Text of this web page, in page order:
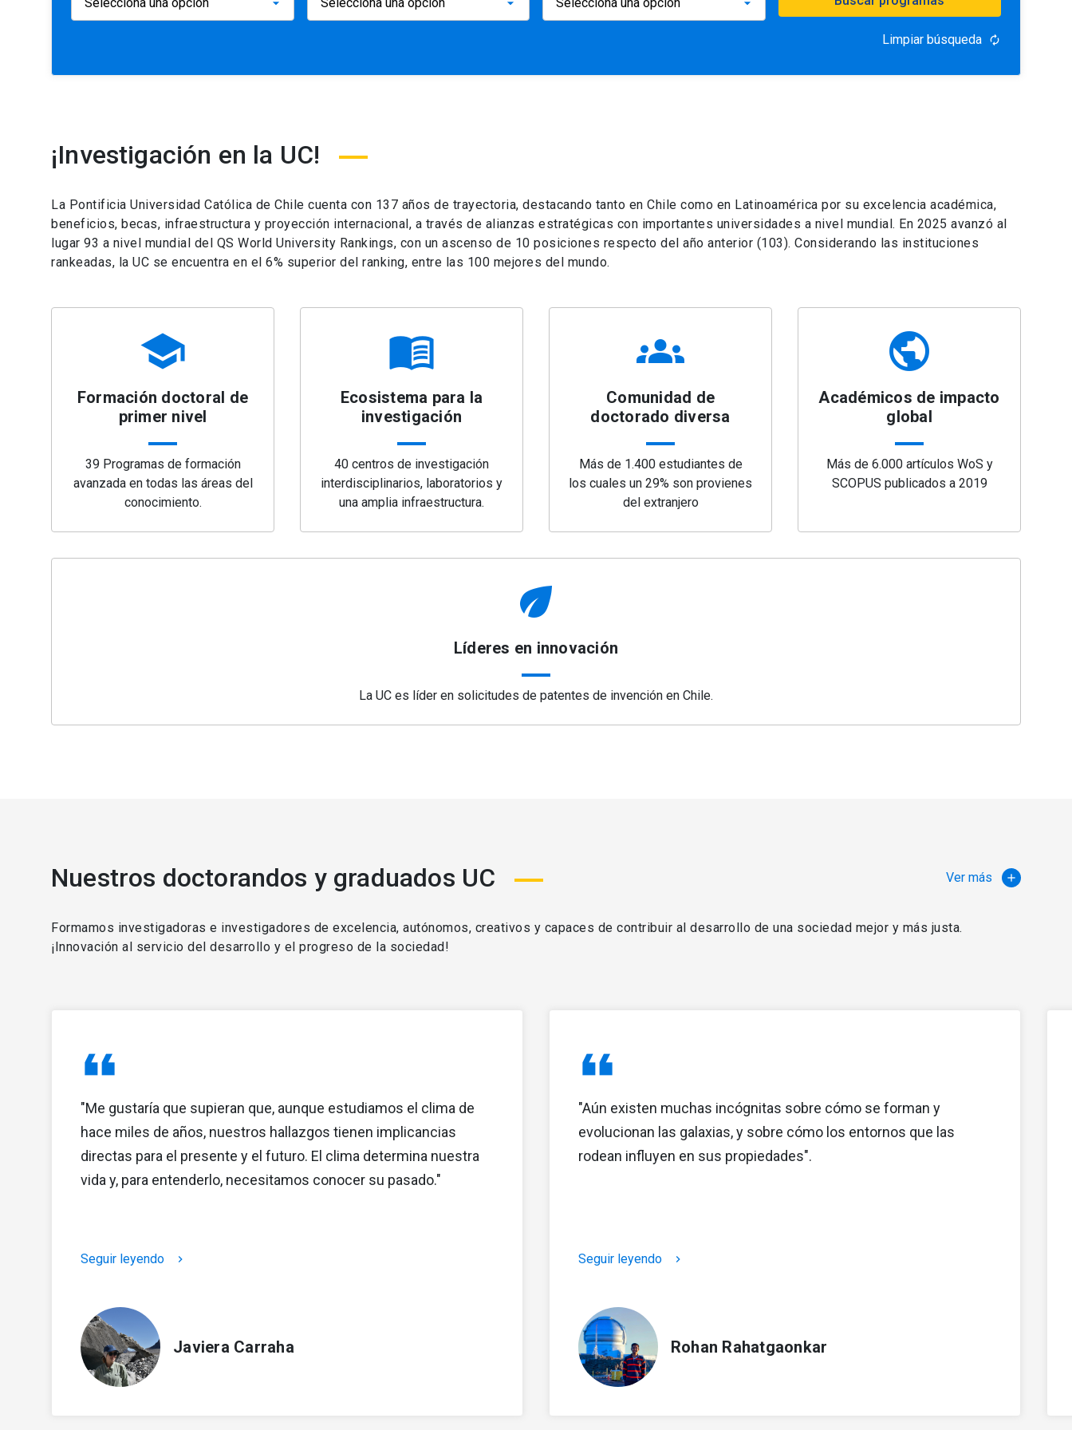
Limpiar búsqueda autorenew
¡Investigación en la UC!
La Pontificia Universidad Católica de Chile cuenta con 137 años de trayectoria, destacando tanto en Chile como en Latinoamérica por su excelencia académica,
beneficios, becas, infraestructura y proyección internacional, a través de alianzas estratégicas con importantes universidades a nivel mundial. En 2025 avanzó al
lugar 93 a nivel mundial del QS World University Rankings, con un ascenso de 10 posiciones respecto del año anterior (103). Considerando las instituciones
rankeadas, la UC se encuentra en el 6% superior del ranking, entre las 100 mejores del mundo.
school
Formación doctoral de
primer nivel
39 Programas de formación
avanzada en todas las áreas del
conocimiento.
menu_book
Ecosistema para la
investigación
40 centros de investigación
interdisciplinarios, laboratorios y
una amplia infraestructura.
groups
Comunidad de
doctorado diversa
Más de 1.400 estudiantes de
los cuales un 29% son provienes
del extranjero
public
Académicos de impacto
global
Más de 6.000 artículos WoS y
SCOPUS publicados a 2019
eco
Líderes en innovación
La UC es líder en solicitudes de patentes de invención en Chile.
Nuestros doctorandos y graduados UC Ver más
Formamos investigadoras e investigadores de excelencia, autónomos, creativos y capaces de contribuir al desarrollo de una sociedad mejor y más justa.
¡Innovación al servicio del desarrollo y el progreso de la sociedad!
format_quote
"Me gustaría que supieran que, aunque estudiamos el clima de
hace miles de años, nuestros hallazgos tienen implicancias
directas para el presente y el futuro. El clima determina nuestra
vida y, para entenderlo, necesitamos conocer su pasado."
Seguir leyendo keyboard_arrow_right
Javiera Carraha
format_quote
"Aún existen muchas incógnitas sobre cómo se forman y
evolucionan las galaxias, y sobre cómo los entornos que las
rodean influyen en sus propiedades".
Seguir leyendo keyboard_arrow_right
Rohan Rahatgaonkar